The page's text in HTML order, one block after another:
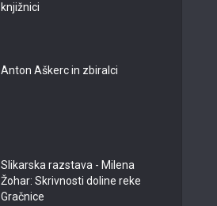
knjižnici
Anton Aškerc in zbiralci
Slikarska razstava - Milena
Žohar: Skrivnosti doline reke
Gračnice